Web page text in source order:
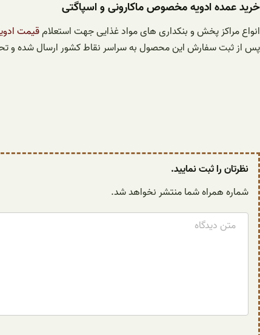
خرید عمده ادویه مخصوص ماکارونی و اسپاگتی
انواع مراکز پخش و بنکداری های مواد غذایی جهت استعلامقیمت
پس از ثبت سفارش این محصول به سراسر نقاط کشور ارسال شده و
نظرتان را ثبت نمایید.
شماره همراه شما منتشر نخواهد شد.